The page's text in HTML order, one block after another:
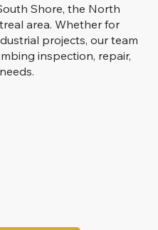
Shore, the North
area. Whether for
projects, our team
inspection, repair,